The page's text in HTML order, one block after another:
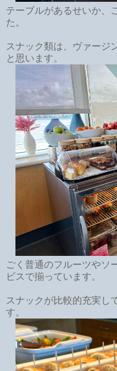
テーブルがあるせいか、
た。
スナック類は、ヴァージ
と思います。
ごく普通のフルーツやソ
ビスで揃っています。
スナックが比較的充実し
す。